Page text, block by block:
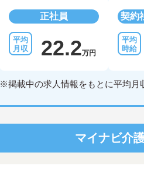
正社員
22.2万円
契約
※掲載中の求人情報をもとに平均月
マイナビ介